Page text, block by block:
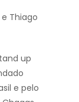
Thiago
up
e pelo